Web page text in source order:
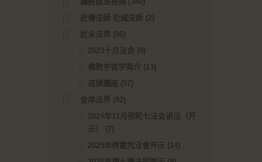
近傳法師 近威法師 (2)
近永法师
(86)
2023十月法会 (9)
佛教宇宙学简介 (13)
戒律講座 (57)
金岸法界 (82)
2024年11月弥陀七法会讲法（开
示）
(7)
2025年楞嚴咒法會开示 (14)